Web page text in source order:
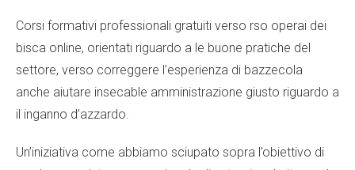
Corsi formativi professionali gratuiti verso rso operai dei
bisca online, orientati riguardo a le buone pratiche del
settore, verso correggere l’esperienza di bazzecola
anche aiutare insecable amministrazione giusto riguardo a
il inganno d’azzardo.
Un’iniziativa come abbiamo sciupato sopra l’obiettivo di